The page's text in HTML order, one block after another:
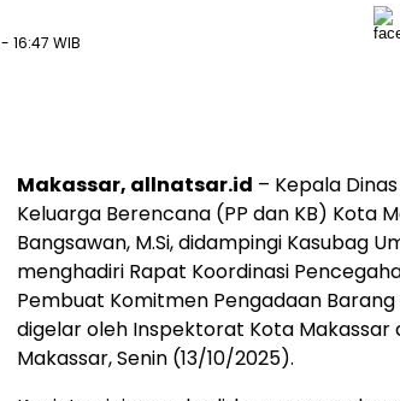
- 16:47 WIB
Makassar, allnatsar.id – Kepala
Keluarga Berencana (PP dan KB) Kota
Bangsawan, M.Si, didampingi Kasubag
menghadiri Rapat Koordinasi
Pembuat Komitmen Pengadaan Barang
digelar oleh Inspektorat Kota Makassar
Makassar, Senin (13/10/2025).